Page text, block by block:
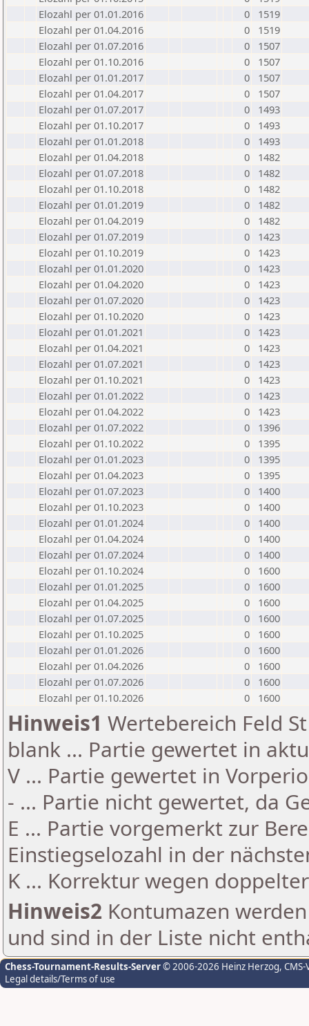
Elozahl per 01.01.2016
0
1519
Elozahl per 01.04.2016
0
1519
Elozahl per 01.07.2016
0
1507
Elozahl per 01.10.2016
0
1507
Elozahl per 01.01.2017
0
1507
Elozahl per 01.04.2017
0
1507
Elozahl per 01.07.2017
0
1493
Elozahl per 01.10.2017
0
1493
Elozahl per 01.01.2018
0
1493
Elozahl per 01.04.2018
0
1482
Elozahl per 01.07.2018
0
1482
Elozahl per 01.10.2018
0
1482
Elozahl per 01.01.2019
0
1482
Elozahl per 01.04.2019
0
1482
Elozahl per 01.07.2019
0
1423
Elozahl per 01.10.2019
0
1423
Elozahl per 01.01.2020
0
1423
Elozahl per 01.04.2020
0
1423
Elozahl per 01.07.2020
0
1423
Elozahl per 01.10.2020
0
1423
Elozahl per 01.01.2021
0
1423
Elozahl per 01.04.2021
0
1423
Elozahl per 01.07.2021
0
1423
Elozahl per 01.10.2021
0
1423
Elozahl per 01.01.2022
0
1423
Elozahl per 01.04.2022
0
1423
Elozahl per 01.07.2022
0
1396
Elozahl per 01.10.2022
0
1395
Elozahl per 01.01.2023
0
1395
Elozahl per 01.04.2023
0
1395
Elozahl per 01.07.2023
0
1400
Elozahl per 01.10.2023
0
1400
Elozahl per 01.01.2024
0
1400
Elozahl per 01.04.2024
0
1400
Elozahl per 01.07.2024
0
1400
Elozahl per 01.10.2024
0
1600
Elozahl per 01.01.2025
0
1600
Elozahl per 01.04.2025
0
1600
Elozahl per 01.07.2025
0
1600
Elozahl per 01.10.2025
0
1600
Elozahl per 01.01.2026
0
1600
Elozahl per 01.04.2026
0
1600
Elozahl per 01.07.2026
0
1600
Elozahl per 01.10.2026
0 1600
Hinweis1 Wertebereich Feld
blank ... Partie gewertet in
V ... Partie gewertet in
- ... Partie nicht gewertet, da
E ... Partie vorgemerkt zur
Einstiegselozahl in der
K ... Korrektur wegen
Hinweis2 Kontumazen
und sind in der Liste nicht
Chess-Tournament-Results-Server© 2006-2026 Heinz Herzog,
Legal details/Terms of use